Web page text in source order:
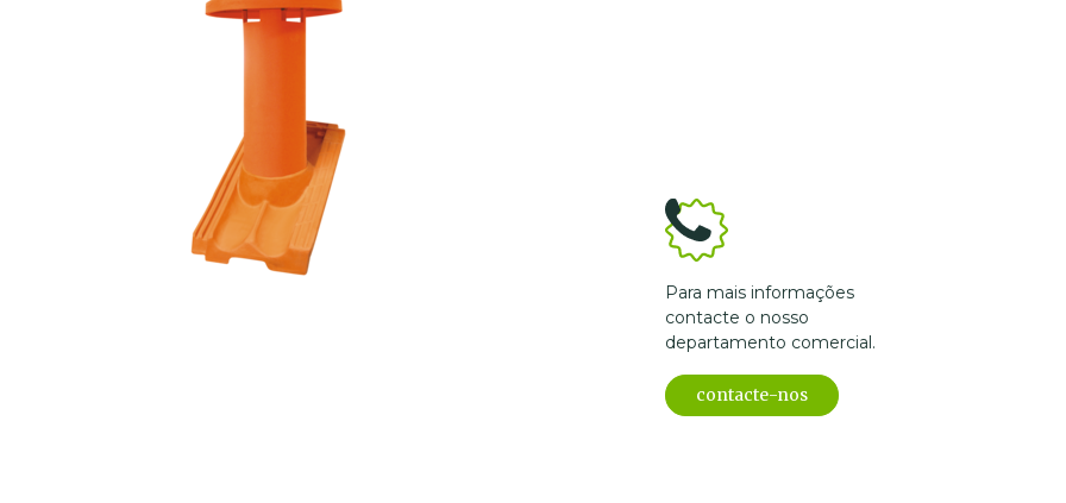
Para mais informações
contacte o nosso
departamento comercial.
contacte-nos